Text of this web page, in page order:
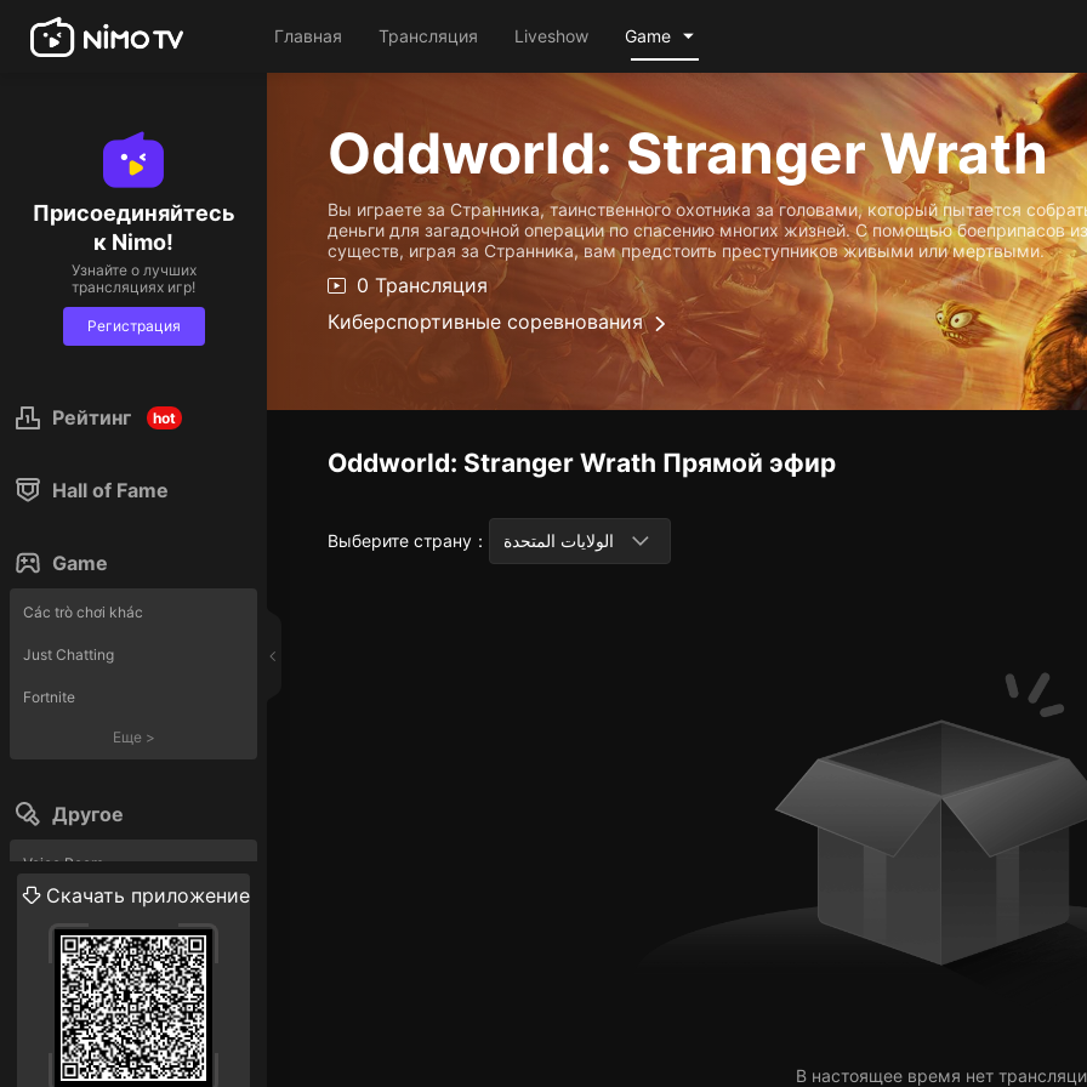
Главная Трансляция Liveshow Game
Присоединяйтесь
к Nimo!
Узнайте о лучших
трансляциях игр!
Регистрация
Рейтинг hot
Hall of Fame
Game
Các trò chơi khác
Just Chatting
Fortnite
Еще>
Другое
Voice Room
Прямая трансляция
Еще>
Скачать приложение
Oddworld: Stranger Wrath
Вы играете за Странника, таинственного охотника за головами, который пытается
деньги для загадочной операции по спасению многих жизней. С помощью боеприпасов
существ, играя за Странника, вам предстоить преступников живыми или мертвыми.
0 Трансляция
Киберспортивные соревнования
Oddworld: Stranger Wrath Прямой эфир
Выберите страну ： الولايات المتحدة
В настоящее время нет